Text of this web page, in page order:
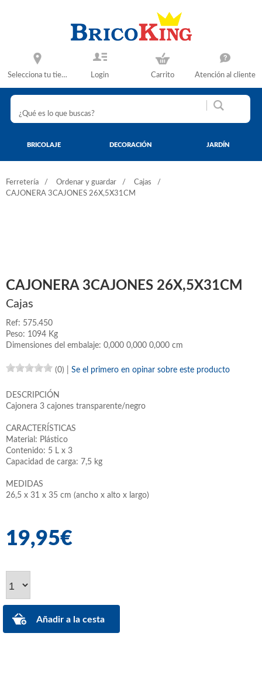
Selecciona tu tienda Login Carrito Atención al cliente
BRICOLAJE DECORACIÓN JARDÍN
Ferretería Ordenar y guardar
Cajas
CAJONERA 3CAJONES 26X,5X31CM
CAJONERA 3CAJONES 26X,5X31CM
Cajas
Ref: 575.450
Peso: 1094 Kg
Dimensiones del embalaje: 0,000 0,000 0,000 cm
(0) Se el primero en opinar sobre este producto
DESCRIPCIÓN
Cajonera 3 cajones transparente/negro
CARACTERÍSTICAS
Material: Plástico
Contenido: 5 L x 3
Capacidad de carga: 7,5 kg
MEDIDAS
26,5 x 31 x 35 cm (ancho x alto x largo)
19,95€